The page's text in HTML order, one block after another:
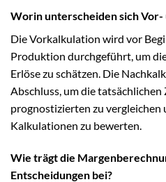
Worin unterscheiden sich Vor-
Die Vorkalkulation wird vor
Produktion durchgeführt, um
Erlöse zu schätzen. Die
Abschluss, um die tatsächlichen
prognostizierten zu vergleichen
Kalkulationen zu bewerten.
Wie trägt die
Entscheidungen bei?